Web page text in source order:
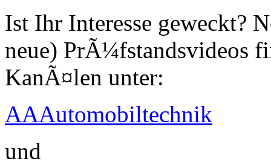
Ist Ihr Interesse geweckt?
neue) PrÃ¼fstandsvideos
KanÃ¤len unter:
AAAutomobiltechnik
und